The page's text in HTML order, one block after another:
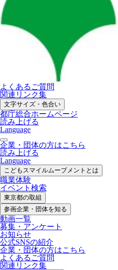
よくあるご質問
関連リンク集
文字サイズ・色合い
都庁総合ホームページ
読み上げる
Language
企業・団体の方はこちら
読み上げる
Language
こどもスマイルムーブメントとは
職業体験
イベント検索
東京都の取組
参画企業・ 団体を知る
動画一覧
募集・ アンケート
お知らせ
公式SNSの紹介
企業・団体の方はこちら
よくあるご質問
関連リンク集